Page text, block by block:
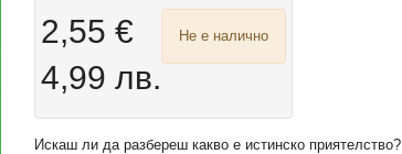
2,55 €
4,99 лв.
Не е налично
Искаш ли да разбереш какво е истинско приятелство?